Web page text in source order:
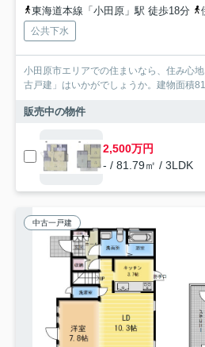
東海道本線「小田原」駅 徒歩18分
公共下水
小田原市エリアでの住まいなら、住み心
古戸建」はいかがでしょうか。建物面積
販売中の物件
2,500万円
- / 81.79㎡ / 3LDK
中古一戸建